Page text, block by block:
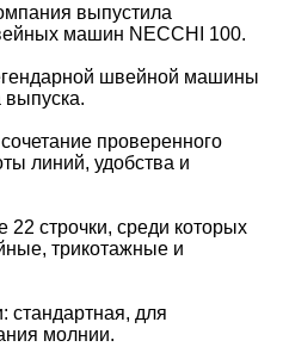
выпустила
машин NECCHI 100.
швейной машины
выпуска.
проверенного
линий, удобства и
строчки, среди которых
трикотажные и
стандартная, для
молнии.